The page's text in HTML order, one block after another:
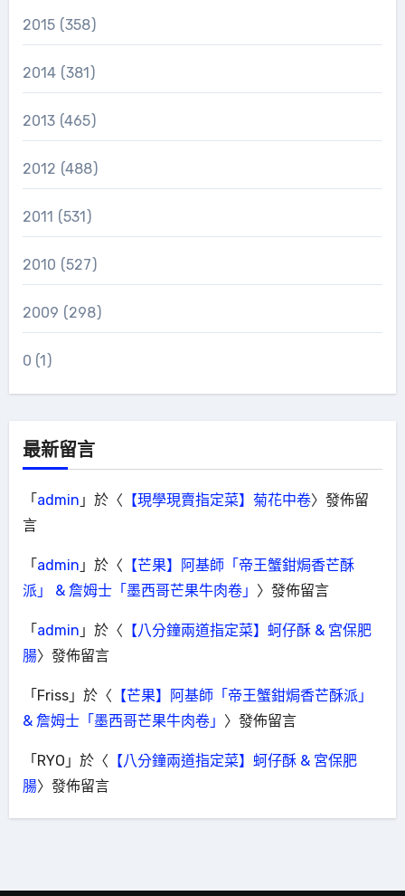
2015 (358)
2014 (381)
2013 (465)
2012 (488)
2011 (531)
2010 (527)
2009 (298)
0 (1)
最新留言
「admin 」於〈 【現學現賣指定菜】菊花中卷〉發佈留
言
「admin 」於〈 【芒果】阿基師「帝王蟹鉗焗香芒酥
派」 & 詹姆士「墨西哥芒果牛肉卷」 〉發佈留言
「admin 」於〈 【八分鐘兩道指定菜】蚵仔酥 & 宮保肥
腸〉發佈留言
「Friss」於〈 【芒果】阿基師「帝王蟹鉗焗香芒酥派」
& 詹姆士「墨西哥芒果牛肉卷」 〉發佈留言
「RYO 」於〈 【八分鐘兩道指定菜】蚵仔酥 & 宮保肥
腸〉發佈留言